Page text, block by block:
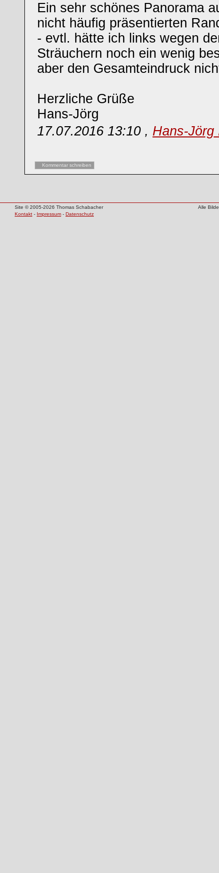
Ein sehr schönes Panorama
nicht häufig präsentierten
- evtl. hätte ich links wegen
Sträuchern noch ein wenig
aber den Gesamteindruck
Herzliche Grüße
Hans-Jörg
17.07.2016 13:10 , Hans-Jörg
Kommentar schreiben
Site © 2005-2026 Thomas Schabacher
Alle
Kontakt - Impressum - Datenschutz